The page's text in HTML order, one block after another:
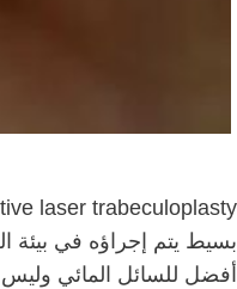
بسيط يتم إجراؤه في بيئة
أفضل للسائل المائي